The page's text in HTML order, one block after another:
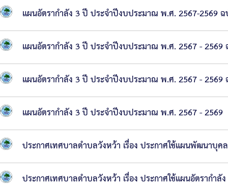
เทศบาล
กอง
คลัง
กอง
ช่าง
กอง
การ
ศึกษา
กอง
สา
แผนอัตรากำลัง 3 ปี ประจำปีงบประมาณ พ.ศ. 2567-2569
แผนอัตรากำลัง 3 ปี ประจำปีงบประมาณ พ.ศ. 2567 -
แผนอัตรากำลัง 3 ปี ประจำปีงบประมาณ พ.ศ. 2567 -
แผนอัตรากำลัง 3 ปี ประจำปีงบประมาณ พ.ศ. 2567 - 2569
ประกาศเทศบาลตำบลวังหว้า เรื่อง ประกาศใช้แผนพัฒนาบุ
ประกาศเทศบาลตำบลวังหว้า เรื่อง ประกาศใช้แผนอัตราก